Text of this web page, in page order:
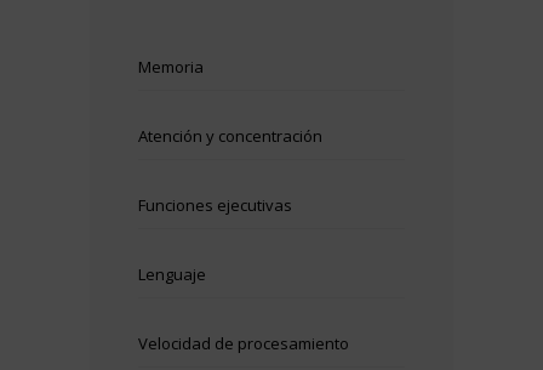
Memoria
Atención y concentración
Funciones ejecutivas
Lenguaje
Velocidad de procesamiento